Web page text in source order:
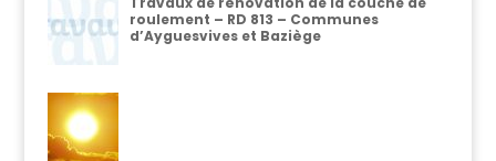
roulement – RD 813 – Communes
d’Ayguesvives et Baziège